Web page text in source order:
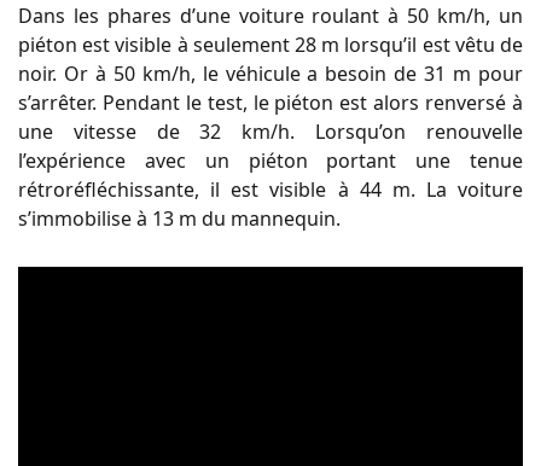
Dans les phares d’une voiture roulant à 50 km/h, un
piéton est visible à seulement 28 m lorsqu’il est vêtu de
noir. Or à 50 km/h, le véhicule a besoin de 31 m pour
s’arrêter. Pendant le test, le piéton est alors renversé à
une vitesse de 32 km/h. Lorsqu’on renouvelle
l’expérience avec un piéton portant une tenue
rétroréfléchissante, il est visible à 44 m. La voiture
s’immobilise à 13 m du mannequin.